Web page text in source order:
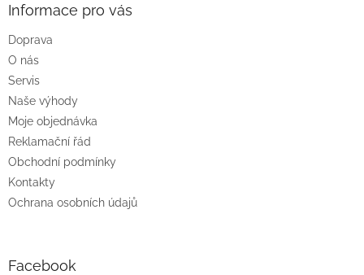
Informace pro vás
Doprava
O nás
Servis
Naše výhody
Moje objednávka
Reklamační řád
Obchodní podmínky
Kontakty
Ochrana osobních údajů
Facebook